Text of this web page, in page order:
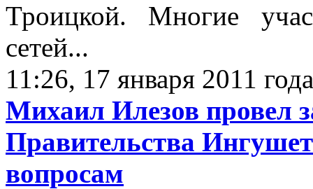
Троицкой. Многие
сетей...
11:26, 17 января 2011 года
Михаил Илезов провел
Правительства
вопросам